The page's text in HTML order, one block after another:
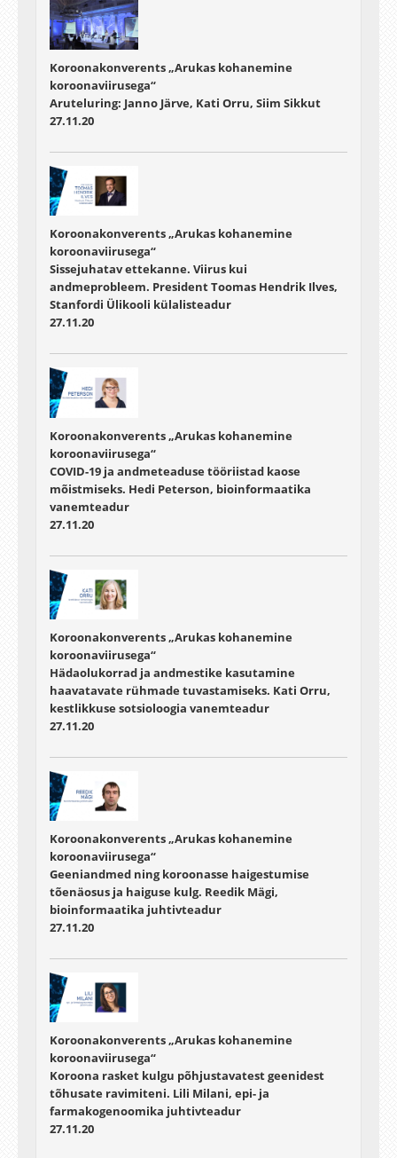
Koroonakonverents „Arukas kohanemine
koroonaviirusega“
Aruteluring: Janno Järve, Kati Orru, Siim Sikkut
27.11.20
Koroonakonverents „Arukas kohanemine
koroonaviirusega“
Sissejuhatav ettekanne. Viirus kui
andmeprobleem. President Toomas Hendrik Ilves,
Stanfordi Ülikooli külalisteadur
27.11.20
Koroonakonverents „Arukas kohanemine
koroonaviirusega“
COVID-19 ja andmeteaduse tööriistad kaose
mõistmiseks. Hedi Peterson, bioinformaatika
vanemteadur
27.11.20
Koroonakonverents „Arukas kohanemine
koroonaviirusega“
Hädaolukorrad ja andmestike kasutamine
haavatavate rühmade tuvastamiseks. Kati Orru,
kestlikkuse sotsioloogia vanemteadur
27.11.20
Koroonakonverents „Arukas kohanemine
koroonaviirusega“
Geeniandmed ning koroonasse haigestumise
tõenäosus ja haiguse kulg. Reedik Mägi,
bioinformaatika juhtivteadur
27.11.20
Koroonakonverents „Arukas kohanemine
koroonaviirusega“
Koroona rasket kulgu põhjustavatest geenidest
tõhusate ravimiteni. Lili Milani, epi- ja
farmakogenoomika juhtivteadur
27.11.20